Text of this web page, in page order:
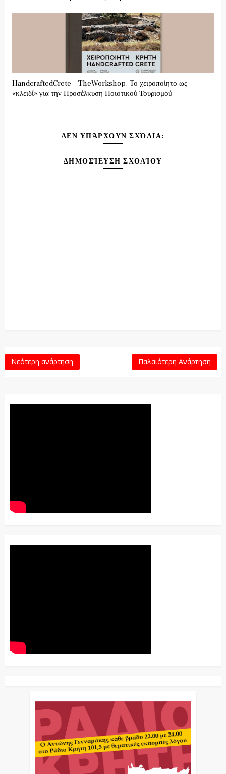
HandcraftedCrete – TheWorkshop. Το χειροποίητο ως
«κλειδί» για την Προσέλκυση Ποιοτικού Τουρισμού
ΔΕΝ ΥΠΆΡΧΟΥΝ ΣΧΌΛΙΑ:
ΔΗΜΟΣΊΕΥΣΗ ΣΧΟΛΊΟΥ
Νεότερη ανάρτηση Παλαιότερη Ανάρτηση